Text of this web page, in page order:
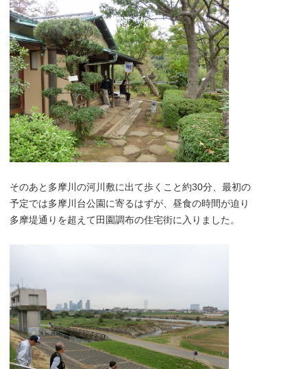
そのあと多摩川の河川敷に出て歩くこと約30分、最初の
予定では多摩川台公園に寄るはずが、昼食の時間が迫り
多摩堤通りを超えて田園調布の住宅街に入りました。